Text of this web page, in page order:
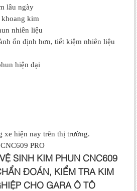
lâu ngày
khoang kim
nhiên liệu
ổn định hơn, tiết kiệm nhiên liệu
hiện đại
xe hiện nay trên thị trường.
PRO
SINH KIM PHUN CNC609
ĐOÁN, KIỂM TRA KIM
CHO GARA Ô TÔ